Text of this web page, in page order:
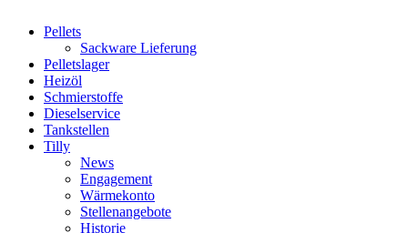
Pellets
Sackware Lieferung
Pelletslager
Heizöl
Schmierstoffe
Dieselservice
Tankstellen
Tilly
News
Engagement
Wärmekonto
Stellenangebote
Historie